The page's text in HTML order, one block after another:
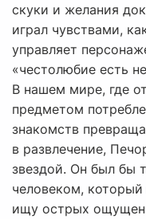
скуки и желания
играл чувствами,
управляет
«честолюбие есть
В нашем мире, где
предметом
знакомств
в развлечение,
звездой. Он был бы
человеком,
ищу острых